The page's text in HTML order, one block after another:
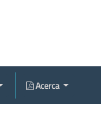
Acerca